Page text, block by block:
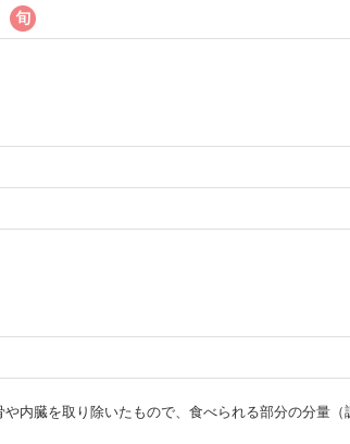
内臓を取り除いたもので、食べられる部分の分量（